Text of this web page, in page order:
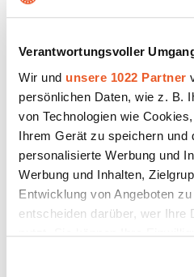
Verantwortungsvoller
Wir und unsere 1022 Partner
persönlichen Daten, wie z. B.
von Technologien wie
Ihrem Gerät zu speichern und
personalisierte Werbung und
Werbung und Inhalten,
Entwicklung von Angeboten
entscheiden darüber, wer Ihre
nutzt. Sie können Ihre
Trigger Symbol ändern oder
Branchen / Kategorien
☆ ÜBERSICHT ☆
Abfallwirtschaft